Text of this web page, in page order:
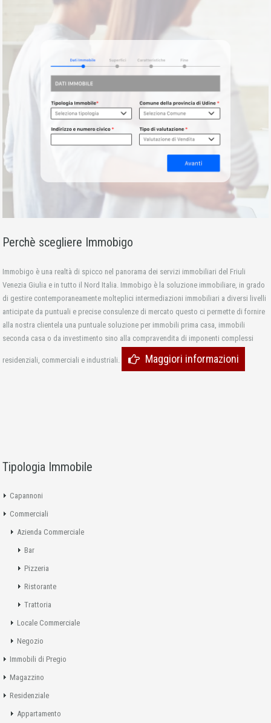
Perchè scegliere Immobigo
Immobigo è una realtà di spicco nel panorama dei servizi immobiliari del Friuli
Venezia Giulia e in tutto il Nord Italia. Immobigo è la soluzione immobiliare, in grado
di gestire contemporaneamente molteplici intermediazioni immobiliari a diversi livelli
anticipate da puntuali e precise consulenze di mercato questo ci permette di fornire
alla nostra clientela una puntuale soluzione per immobili prima casa, immobili
seconda casa o da investimento sino alla compravendita di imponenti complessi
residenziali, commerciali e industriali. Maggiori informazioni
Tipologia Immobile
Capannoni
Commerciali
Azienda Commerciale
Bar
Pizzeria
Ristorante
Trattoria
Locale Commerciale
Negozio
Immobili di Pregio
Magazzino
Residenziale
Appartamento